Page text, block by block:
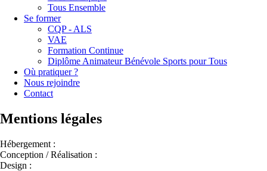
Tous Ensemble
Se former
CQP - ALS
VAE
Formation Continue
Diplôme Animateur Bénévole Sports pour Tous
Où pratiquer ?
Nous rejoindre
Contact
Mentions légales
Hébergement :
Conception / Réalisation :
Design :